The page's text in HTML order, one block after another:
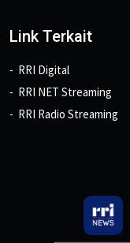
Link Terkait
RRI Digital
RRI NET Streaming
RRI Radio Streaming